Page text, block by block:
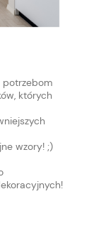
potrzebom
których
wzory! ;)